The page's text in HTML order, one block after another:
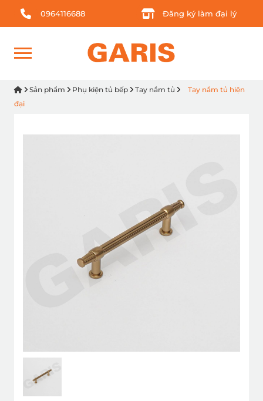
0964116688 Đăng ký làm đại lý
Sản phẩm Phụ kiện tủ bếp Tay nắm tủ
Tay nắm tủ hiện
đại